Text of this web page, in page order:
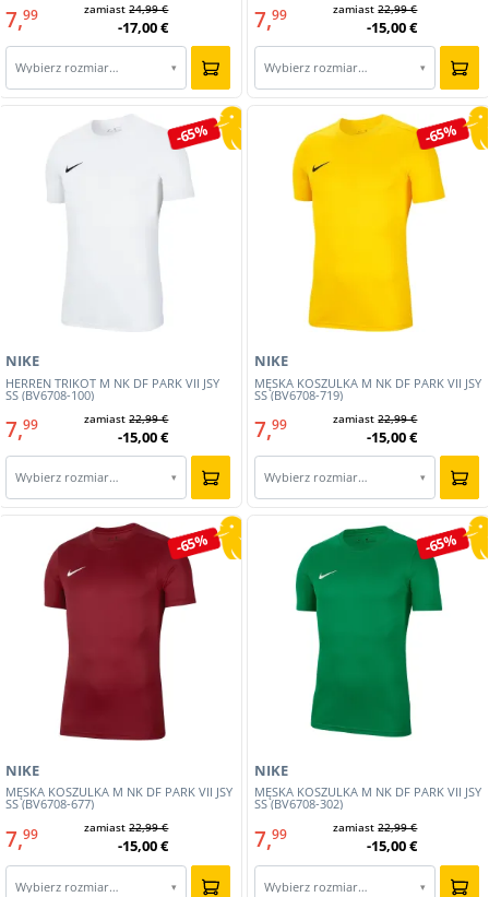
7,99 zamiast24,99 €
-17,00 €
Wybierz rozmiar… ▾
7,99 zamiast22,99 €
-15,00 €
Wybierz rozmiar… ▾
-65%
HERREN TRIKOT M NK DF PARK VII JSY
SS (BV6708-100)
NIKE
7,99 zamiast22,99 €
-15,00 €
Wybierz rozmiar… ▾
-65%
MĘSKA KOSZULKA M NK DF PARK VII JSY
SS (BV6708-719)
NIKE
7,99 zamiast22,99 €
-15,00 €
Wybierz rozmiar… ▾
-65%
MĘSKA KOSZULKA M NK DF PARK VII JSY
SS (BV6708-677)
NIKE
7,99 zamiast22,99 €
-15,00 €
Wybierz rozmiar… ▾
-65%
MĘSKA KOSZULKA M NK DF PARK VII JSY
SS (BV6708-302)
NIKE
7,99 zamiast22,99 €
-15,00 €
Wybierz rozmiar… ▾